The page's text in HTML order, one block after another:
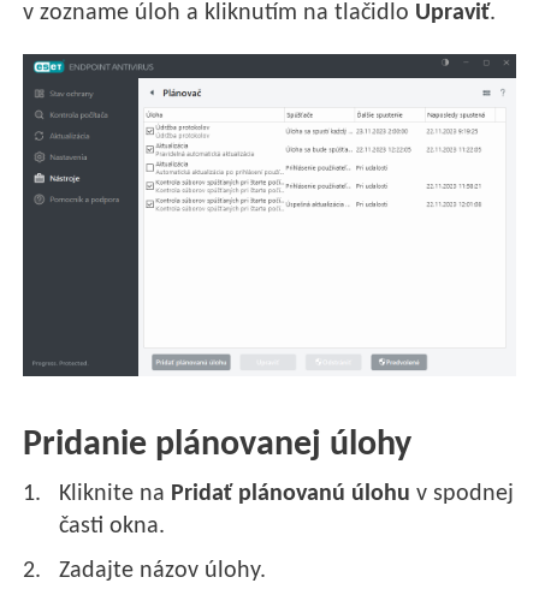
v zozname úloh a kliknutím na tlačidlo Upraviť.
Pridanie plánovanej úlohy
Kliknite na Pridať plánovanú úlohu v spodnej
časti okna.
Zadajte názov úlohy.